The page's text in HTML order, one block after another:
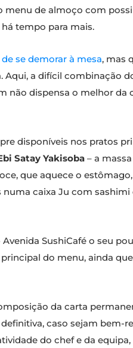
menu de almoço com
tempo para mais.
se demorar à mesa, mas
a difícil combinação
não dispensa o melhor
disponíveis nos pratos
Satay Yakisoba – a
que aquece o
caixa Ju com
SushiCafé o seu
do menu, ainda
da carta
caso sejam bem-
do chef e da